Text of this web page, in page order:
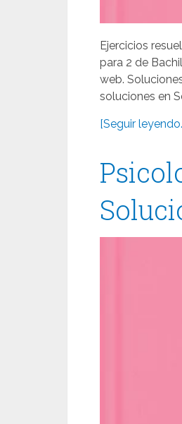
Ejercicios
para 2 de
web.
soluciones en
[Seguir